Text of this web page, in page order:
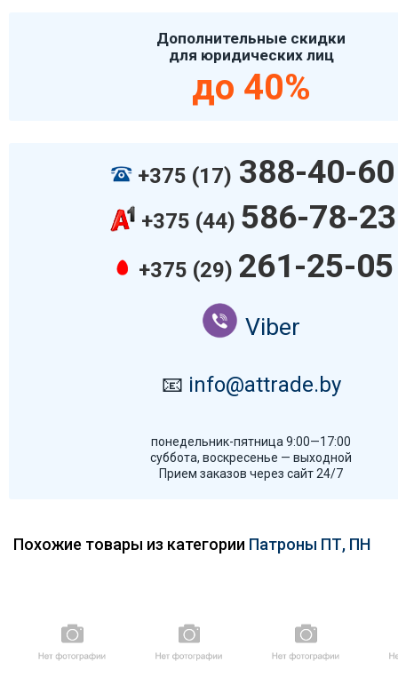
Дополнительные скидки
для юридических лиц
до 40%
+375 (17) 388-40-60
+375 (44) 586-78-23
+375 (29) 261-25-05
Viber
📧 info@attrade.by
понедельник-пятница 9:00—17:00
суббота, воскресенье — выходной
Прием заказов через сайт 24/7
Похожие товары из категории Патроны ПТ, ПН